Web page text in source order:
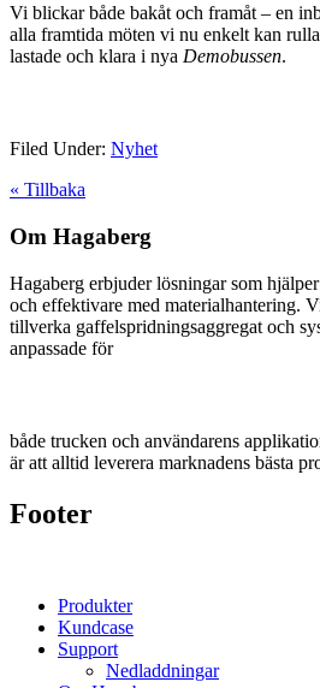
Vi blickar både bakåt och framåt – en
alla framtida möten vi nu enkelt kan
lastade och klara i nya Demobussen.
Filed Under: Nyhet
« Tillbaka
Om Hagaberg
Hagaberg erbjuder lösningar som
och effektivare med materialhantering.
tillverka gaffelspridningsaggregat och
anpassade för
både trucken och användarens
är att alltid leverera marknadens bästa
Footer
Produkter
Kundcase
Support
Nedladdningar